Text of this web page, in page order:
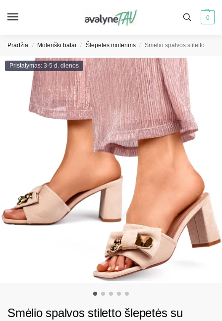
0
Pradžia / Moteriški batai / Šlepetės moterims / Smėlio spalvos stiletto šlepetės su lankeliu šlepetės su meškiuku
Pristatymas: 3-5 d. dienos
Smėlio spalvos stiletto šlepetės su